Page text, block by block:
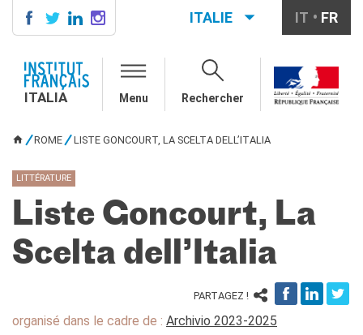
ÉCOLE & UNIVERSITÉ
Coopération universitaire
LE PALAIS FARNÈSE
QUI SOMMES-NOUS ?
Contacts
Offres d'emplois/stages
RECHERCHER
ITALIE IT FR
ITALIA Menu Rechercher
ROME LISTE GONCOURT, LA SCELTA DELL’ITALIA
LITTÉRATURE
Liste Goncourt, La
Scelta dell’Italia
PARTAGEZ !
organisé dans le cadre de : Archivio 2023-2025